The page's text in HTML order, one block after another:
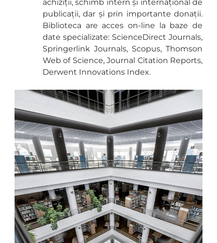
achiziții, schimb intern și internațional de
publicații, dar și prin importante donații.
Biblioteca are acces on-line la baze de
date specializate: ScienceDirect Journals,
Springerlink Journals, Scopus, Thomson
Web of Science, Journal Citation Reports,
Derwent Innovations Index.